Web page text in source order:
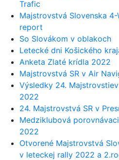
Trafic
Majstrovstvá Slovenska 4-
report
So Slovákom v oblakoch
Letecké dni Košického
Anketa Zlaté krídla 2022
Majstrovstvá SR v Air
Výsledky 24.
2022
24. Majstrovstvá SR v
Medziklubová
2022
Otvorené Majstrovstvá
v leteckej rally 2022 a